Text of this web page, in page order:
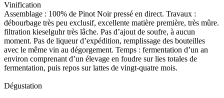
Vinification
Assemblage : 100% de Pinot Noir pressé en direct. Travaux :
débourbage très peu exclusif, excellente matière première, très mûre.
filtration kieselguhr très lâche. Pas d’ajout de soufre, à aucun
moment. Pas de liqueur d’expédition, remplissage des bouteilles
avec le même vin au dégorgement. Temps : fermentation d’un an
environ comprenant d’un élevage en foudre sur lies totales de
fermentation, puis repos sur lattes de vingt-quatre mois.
Dégustation